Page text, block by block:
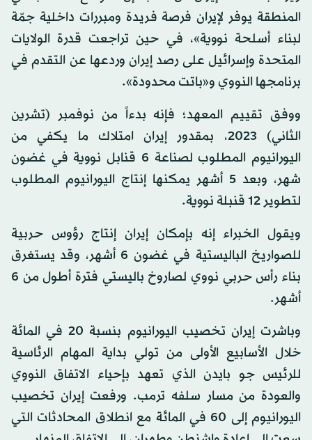
المنطقة يوفر لإيران فرصة فريدة ومبررات داخلية جمّة
لبناء أسلحة نووية»، في حين تراجعت قدرة الولايات
المتحدة وإسرائيل على رصد إيران وردعها عن التقدم في
برنامجها النووي و«باتت محدودة».
ووفق تقييم المعهد؛ فإنه بدءاً من نوفمبر (تشرين
الثاني) 2023، بمقدور إيران امتلاك ما يكفي من
اليورانيوم المطلوب لصناعة 6 قنابل نووية في غضون
شهر، وبعد 5 أشهر يمكنها إنتاج اليورانيوم المطلوب
لتطوير 12 قنبلة نووية.
ويقول الخبراء إنه بإمكان إيران إنتاج رؤوس حربية
للصواريخ الباليستية في غضون 6 أشهر، وقد يستغرق
بناء رأس حربي نووي لصاروخ باليستي فترة أطول من 6
أشهر.
وباشرت إيران تخصيب اليورانيوم بنسبة 20 في المائة
خلال الأسابيع الأولى من تولي بداية المهام الرئاسية
للرئيس جو بايدن الذي تعهد بإحياء الاتفاق النووي
والعودة من مسار سلفه ترمب. ورفعت إيران تخصيب
اليورانيوم إلى 60 في المائة مع انطلاق المحادثات التي